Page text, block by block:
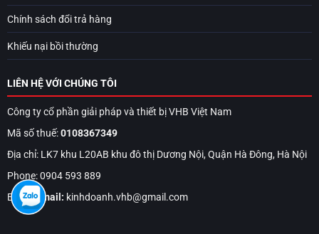
Chính sách đổi trả hàng
Khiếu nại bồi thường
LIÊN HỆ VỚI CHÚNG TÔI
Công ty cổ phần giải pháp và thiết bị VHB Việt Nam
Mã số thuế:0108367349
Địa chỉ: LK7 khu L20AB khu đô thị Dương Nội, Quận Hà Đông, Hà Nội
Phone: 0904 593 889
Email:Email: kinhdoanh.vhb@gmail.com